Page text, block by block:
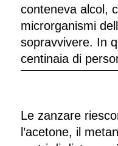
conteneva alcol,
microrganismi
sopravvivere. In
centinaia di
Le zanzare
l’acetone, il